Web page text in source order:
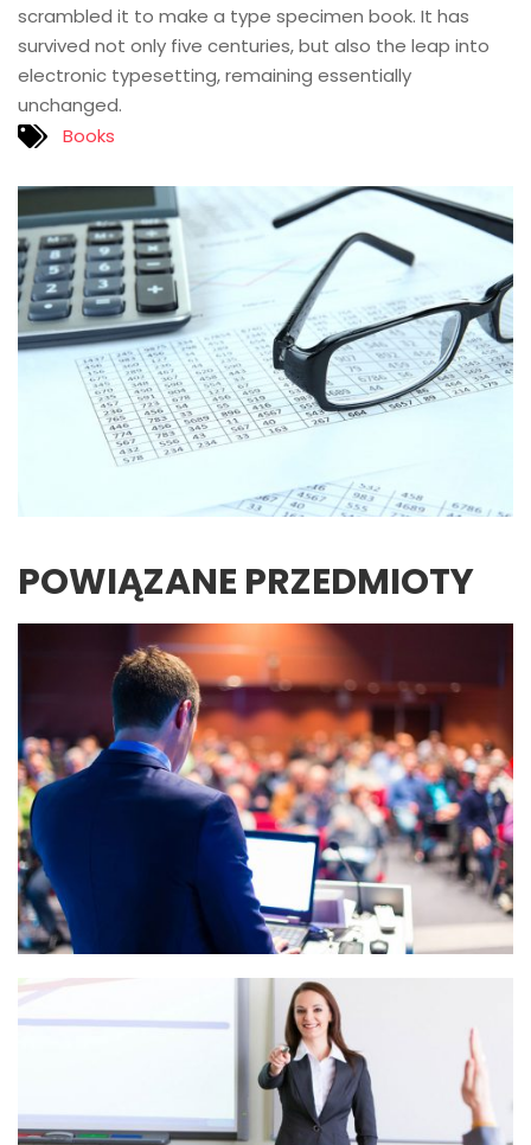
scrambled it to make a type specimen book. It has
survived not only five centuries, but also the leap into
electronic typesetting, remaining essentially
unchanged.
Books
POWIĄZANE PRZEDMIOTY